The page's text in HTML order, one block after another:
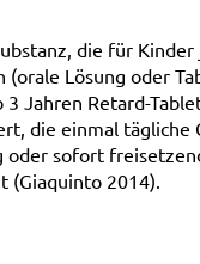
die für
Lösung oder
Jahren Retard-
die einmal tägliche
oder sofort
(Giaquinto 2014).